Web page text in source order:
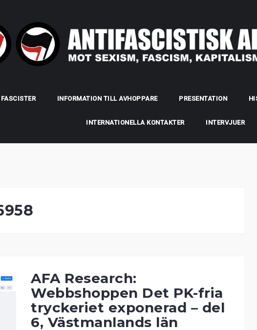
INFORMATION TILL AVHOPPARE PRESENTATION
INTERNATIONELLA KONTAKTER INTERVJUER
AFA Research:
Webbshoppen Det PK-fria
tryckeriet exponerad – del
6, Västmanlands län